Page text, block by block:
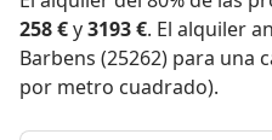
258 €y3193 €. El alquiler
Barbens (25262) para una
por metro cuadrado).